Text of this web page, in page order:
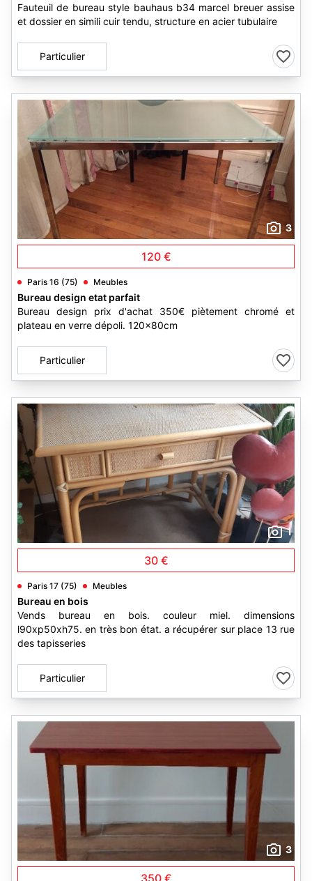
Fauteuil de bureau style bauhaus b34 marcel breuer assise
et dossier en simili cuir tendu, structure en acier tubulaire
Particulier
3
120 €
Paris 16 (75) Meubles
Bureau design etat parfait
Bureau design prix d'achat 350€ piètement chromé et
plateau en verre dépoli. 120x80cm
Particulier
1
30 €
Paris 17 (75) Meubles
Bureau en bois
Vends bureau en bois. couleur miel. dimensions
l90xp50xh75. en très bon état. a récupérer sur place 13 rue
des tapisseries
Particulier
3
350 €